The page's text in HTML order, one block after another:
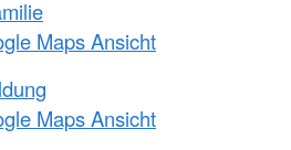
Maps Ansicht
Maps Ansicht